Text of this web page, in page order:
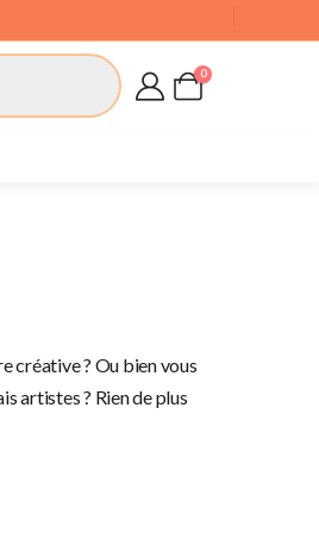
0
créative ? Ou bien vous
artistes ? Rien de plus